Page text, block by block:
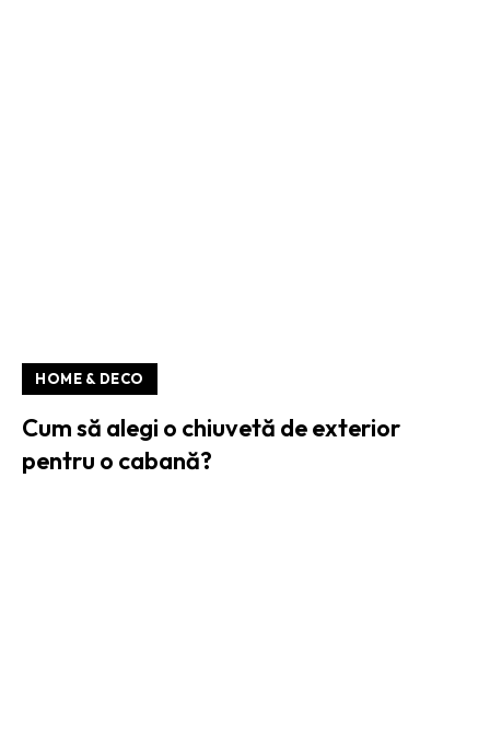
HOME & DECO
Cum să alegi o chiuvetă de exterior
pentru o cabană?